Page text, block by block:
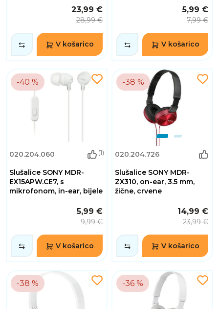
23,99 €
28,99 €
V košarico
5,99 €
7,99 €
V košarico
-40 %
020.204.060 (1)
Slušalice SONY MDR-
EX15APW.CE7, s
mikrofonom, in-ear, bijele
5,99 €
9,99 €
V košarico
-38 %
020.204.726
Slušalice SONY MDR-
ZX310, on-ear, 3.5 mm,
žične, crvene
14,99 €
23,99 €
V košarico
-38 % -36 %